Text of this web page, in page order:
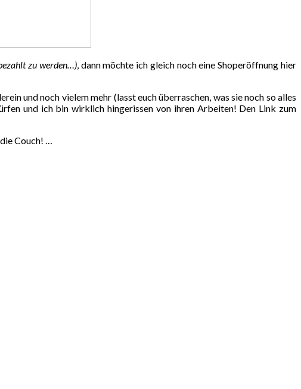
zu werden…), dann möchte ich gleich noch eine Shoperöffnung hier
und noch vielem mehr (lasst euch überraschen, was sie noch so alles
und ich bin wirklich hingerissen von ihren Arbeiten! Den Link zum
Couch! …